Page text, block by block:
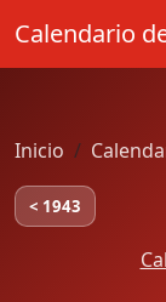
Calendario
Inicio
< 1943